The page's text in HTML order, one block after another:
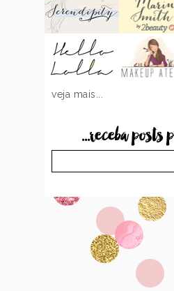
veja mais...
...receba posts